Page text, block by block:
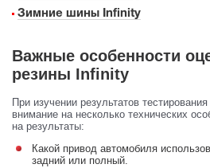
Зимние шины Infinity
Важные особенности
резины Infinity
При изучении результатов
внимание на несколько технических
на результаты:
Какой привод автомобиля
задний или полный.